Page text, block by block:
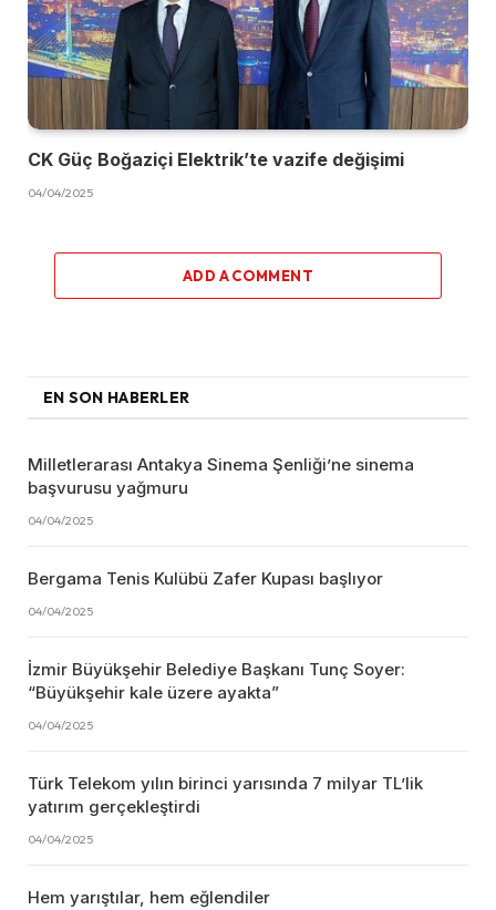
CK Güç Boğaziçi Elektrik’te vazife değişimi
04/04/2025
ADD A COMMENT
EN SON HABERLER
Milletlerarası Antakya Sinema Şenliği’ne sinema
başvurusu yağmuru
04/04/2025
Bergama Tenis Kulübü Zafer Kupası başlıyor
04/04/2025
İzmir Büyükşehir Belediye Başkanı Tunç Soyer:
“Büyükşehir kale üzere ayakta”
04/04/2025
Türk Telekom yılın birinci yarısında 7 milyar TL’lik
yatırım gerçekleştirdi
04/04/2025
Hem yarıştılar, hem eğlendiler